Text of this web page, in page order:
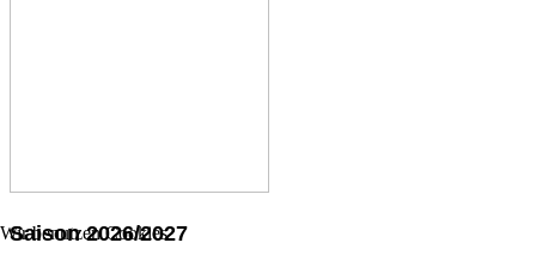
Saison 2026/2027
Wir benutzen Cookies